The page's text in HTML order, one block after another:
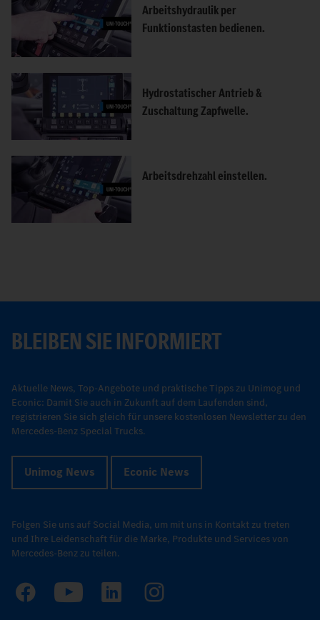
Arbeitshydraulik per
Funktionstasten bedienen.
Hydrostatischer Antrieb &
Zuschaltung Zapfwelle.
Arbeitsdrehzahl einstellen.
BLEIBEN SIE INFORMIERT
Aktuelle News, Top-Angebote und praktische Tipps zu Unimog und
Econic: Damit Sie auch in Zukunft auf dem Laufenden sind,
registrieren Sie sich gleich für unsere kostenlosen Newsletter zu den
Mercedes-Benz Special Trucks.
Unimog News Econic News
Folgen Sie uns auf Social Media, um mit uns in Kontakt zu treten
und Ihre Leidenschaft für die Marke, Produkte und Services von
Mercedes-Benz zu teilen.